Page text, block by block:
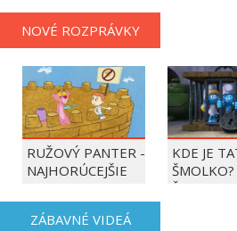
NOVÉ ROZPRÁVKY
RUŽOVÝ PANTER -
NAJHORÚCEJŠIE
KDE JE
ŠMOLKO?
ZÁBAVNÉ VIDEÁ